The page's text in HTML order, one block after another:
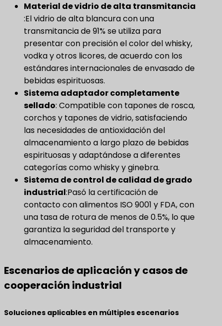
Material de vidrio de alta transmitancia
:El vidrio de alta blancura con una
transmitancia de 91% se utiliza para
presentar con precisión el color del whisky,
vodka y otros licores, de acuerdo con los
estándares internacionales de envasado de
bebidas espirituosas.
Sistema adaptador completamente
sellado​: Compatible con tapones de rosca,
corchos y tapones de vidrio, satisfaciendo
las necesidades de antioxidación del
almacenamiento a largo plazo de bebidas
espirituosas y adaptándose a diferentes
categorías como whisky y ginebra.
Sistema de control de calidad de grado
industrial​:Pasó la certificación de
contacto con alimentos ISO 9001 y FDA, con
una tasa de rotura de menos de 0.5%, lo que
garantiza la seguridad del transporte y
almacenamiento.
Escenarios de aplicación y casos de
cooperación industrial
Soluciones aplicables en múltiples escenarios